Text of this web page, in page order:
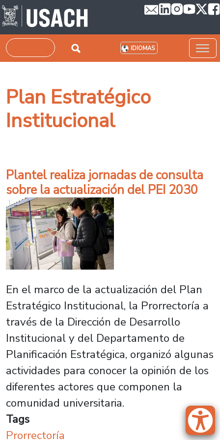
Pasar al contenido principal
Buscar IDIOMAS
Plan Estratégico
Institucional
Plantel realiza jornadas de consulta
sobre la actualización del PEI 2030
En el marco de la actualización del Plan
Estratégico Institucional, la Prorrectoría a
través de la Dirección de Desarrollo
Institucional y del Departamento de
Planificación Estratégica, organizó algunas
actividades para conocer la opinión de los
diferentes actores que componen la
comunidad universitaria.
Tags
Prorrectoría